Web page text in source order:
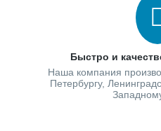
Быстро и
Наша компания
Петербургу,